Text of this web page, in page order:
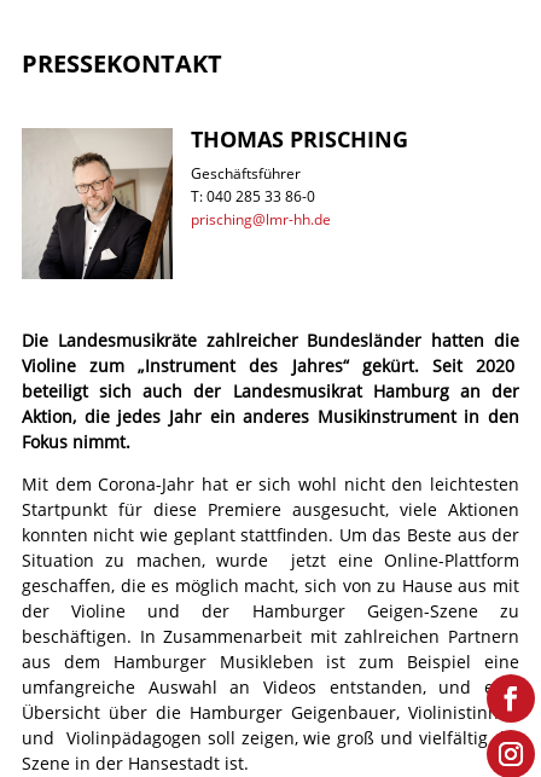
PRESSEKONTAKT
THOMAS PRISCHING
Geschäftsführer
T: 040 285 33 86-0
prisching@lmr-hh.de
Die Landesmusikräte zahlreicher Bundesländer hatten die
Violine zum „Instrument des Jahres“ gekürt. Seit 2020
beteiligt sich auch der Landesmusikrat Hamburg an der
Aktion, die jedes Jahr ein anderes Musikinstrument in den
Fokus nimmt.
Mit dem Corona-Jahr hat er sich wohl nicht den leichtesten
Startpunkt für diese Premiere ausgesucht, viele Aktionen
konnten nicht wie geplant stattfinden. Um das Beste aus der
Situation zu machen, wurde jetzt eine Online-Plattform
geschaffen, die es möglich macht, sich von zu Hause aus mit
der Violine und der Hamburger Geigen-Szene zu
beschäftigen. In Zusammenarbeit mit zahlreichen Partnern
aus dem Hamburger Musikleben ist zum Beispiel eine
umfangreiche Auswahl an Videos entstanden, und eine
Übersicht über die Hamburger Geigenbauer, Violinistinnen
und Violinpädagogen soll zeigen, wie groß und vielfältig die
Szene in der Hansestadt ist.